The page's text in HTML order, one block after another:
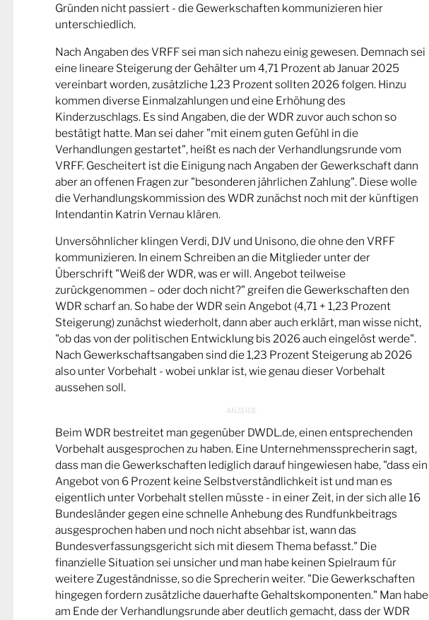
Gründen nicht passiert - die Gewerkschaften kommunizieren hier
unterschiedlich.
Nach Angaben des VRFF sei man sich nahezu einig gewesen. Demnach sei
eine lineare Steigerung der Gehälter um 4,71 Prozent ab Januar 2025
vereinbart worden, zusätzliche 1,23 Prozent sollten 2026 folgen. Hinzu
kommen diverse Einmalzahlungen und eine Erhöhung des
Kinderzuschlags. Es sind Angaben, die der WDR zuvor auch schon so
bestätigt hatte. Man sei daher "mit einem guten Gefühl in die
Verhandlungen gestartet", heißt es nach der Verhandlungsrunde vom
VRFF. Gescheitert ist die Einigung nach Angaben der Gewerkschaft dann
aber an offenen Fragen zur "besonderen jährlichen Zahlung". Diese wolle
die Verhandlungskommission des WDR zunächst noch mit der künftigen
Intendantin Katrin Vernau klären.
Unversöhnlicher klingen Verdi, DJV und Unisono, die ohne den VRFF
kommunizieren. In einem Schreiben an die Mitglieder unter der
Überschrift "Weiß der WDR, was er will. Angebot teilweise
zurückgenommen – oder doch nicht?" greifen die Gewerkschaften den
WDR scharf an. So habe der WDR sein Angebot (4,71 + 1,23 Prozent
Steigerung) zunächst wiederholt, dann aber auch erklärt, man wisse nicht,
"ob das von der politischen Entwicklung bis 2026 auch eingelöst werde".
Nach Gewerkschaftsangaben sind die 1,23 Prozent Steigerung ab 2026
also unter Vorbehalt - wobei unklar ist, wie genau dieser Vorbehalt
aussehen soll.
Beim WDR bestreitet man gegenüber DWDL.de, einen entsprechenden
Vorbehalt ausgesprochen zu haben. Eine Unternehmenssprecherin sagt,
dass man die Gewerkschaften lediglich darauf hingewiesen habe, "dass ein
Angebot von 6 Prozent keine Selbstverständlichkeit ist und man es
eigentlich unter Vorbehalt stellen müsste - in einer Zeit, in der sich alle 16
Bundesländer gegen eine schnelle Anhebung des Rundfunkbeitrags
ausgesprochen haben und noch nicht absehbar ist, wann das
Bundesverfassungsgericht sich mit diesem Thema befasst." Die
finanzielle Situation sei unsicher und man habe keinen Spielraum für
weitere Zugeständnisse, so die Sprecherin weiter. "Die Gewerkschaften
hingegen fordern zusätzliche dauerhafte Gehaltskomponenten." Man habe
am Ende der Verhandlungsrunde aber deutlich gemacht, dass der WDR